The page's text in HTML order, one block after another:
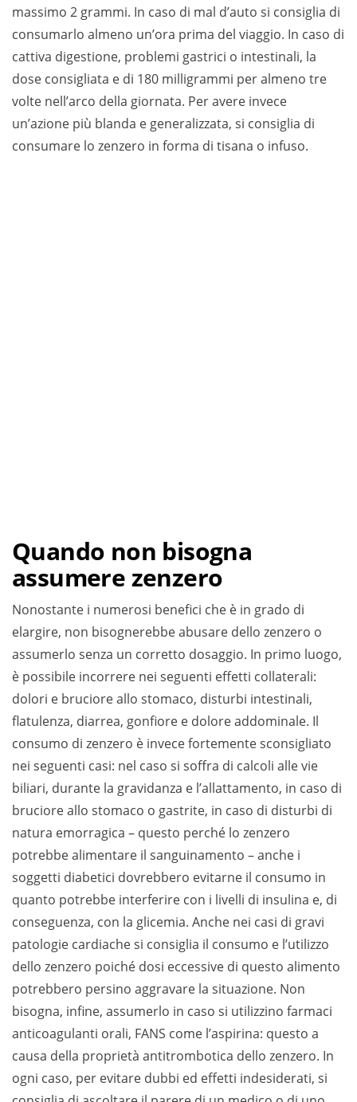
massimo 2 grammi. In caso di mal d’auto si consiglia di
consumarlo almeno un’ora prima del viaggio. In caso di
cattiva digestione, problemi gastrici o intestinali, la
dose consigliata e di 180 milligrammi per almeno tre
volte nell’arco della giornata. Per avere invece
un’azione più blanda e generalizzata, si consiglia di
consumare lo zenzero in forma di tisana o infuso.
Quando non bisogna
assumere zenzero
Nonostante i numerosi benefici che è in grado di
elargire, non bisognerebbe abusare dello zenzero o
assumerlo senza un corretto dosaggio. In primo luogo,
è possibile incorrere nei seguenti effetti collaterali:
dolori e bruciore allo stomaco, disturbi intestinali,
flatulenza, diarrea, gonfiore e dolore addominale. Il
consumo di zenzero è invece fortemente sconsigliato
nei seguenti casi: nel caso si soffra di calcoli alle vie
biliari, durante la gravidanza e l’allattamento, in caso di
bruciore allo stomaco o gastrite, in caso di disturbi di
natura emorragica – questo perché lo zenzero
potrebbe alimentare il sanguinamento – anche i
soggetti diabetici dovrebbero evitarne il consumo in
quanto potrebbe interferire con i livelli di insulina e, di
conseguenza, con la glicemia. Anche nei casi di gravi
patologie cardiache si consiglia il consumo e l’utilizzo
dello zenzero poiché dosi eccessive di questo alimento
potrebbero persino aggravare la situazione. Non
bisogna, infine, assumerlo in caso si utilizzino farmaci
anticoagulanti orali, FANS come l’aspirina: questo a
causa della proprietà antitrombotica dello zenzero. In
ogni caso, per evitare dubbi ed effetti indesiderati, si